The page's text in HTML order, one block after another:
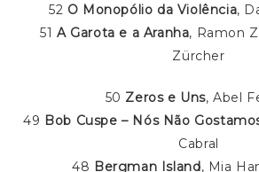
52 O Monopólio da Violência,
51 A Garota e a Aranha, Ramon
Zürcher
50 Zeros e Uns, Abel
49 Bob Cuspe – Nós Não
Cabral
48 Bergman Island, Mia